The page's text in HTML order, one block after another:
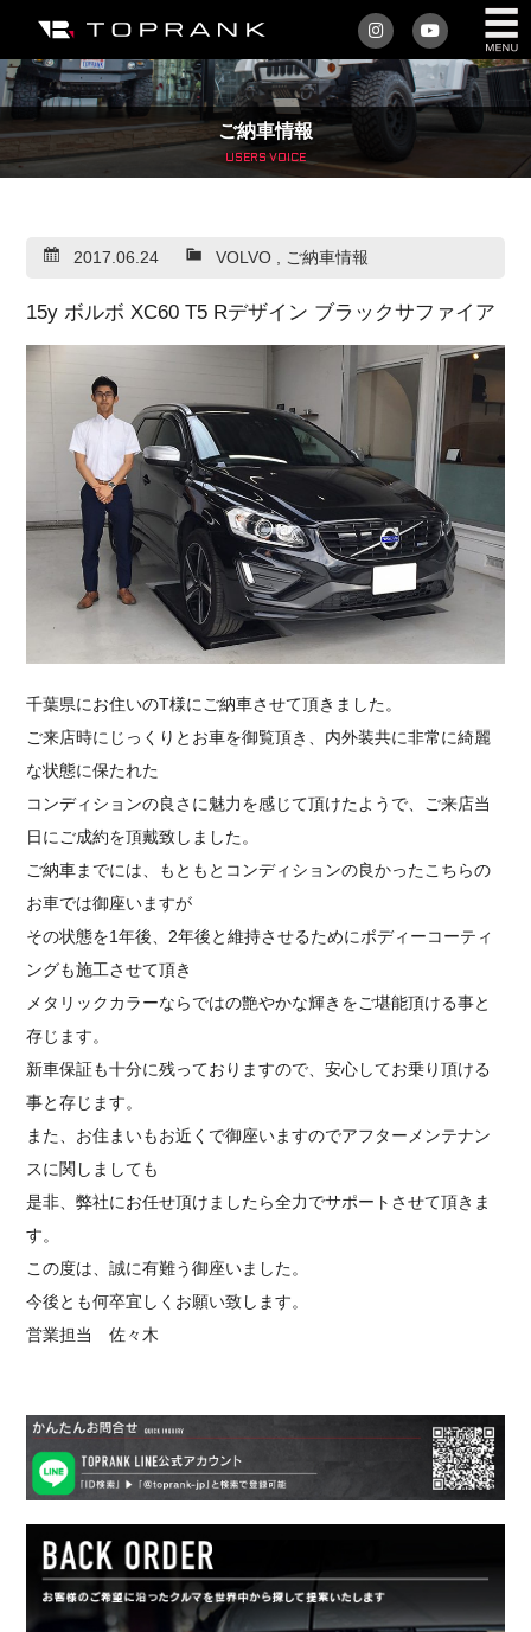
私たちについて
車を買う
アフターサービス
車を売る
店舗/スタッフ情報
インフォメーション
トップランク・マガジン
採用情報
ご納車情報
USERS VOICE
2017.06.24 VOLVO, ご納車情報
15y ボルボ XC60 T5 Rデザイン ブラックサファイア
千葉県にお住いのT様にご納車させて頂きました。
ご来店時にじっくりとお車を御覧頂き、内外装共に非常に綺麗
な状態に保たれた
コンディションの良さに魅力を感じて頂けたようで、ご来店当
日にご成約を頂戴致しました。
ご納車までには、もともとコンディションの良かったこちらの
お車では御座いますが
その状態を1年後、2年後と維持させるためにボディーコーティ
ングも施工させて頂き
メタリックカラーならではの艶やかな輝きをご堪能頂ける事と
存じます。
新車保証も十分に残っておりますので、安心してお乗り頂ける
事と存じます。
また、お住まいもお近くで御座いますのでアフターメンテナン
スに関しましても
是非、弊社にお任せ頂けましたら全力でサポートさせて頂きま
す。
この度は、誠に有難う御座いました。
今後とも何卒宜しくお願い致します。
営業担当 佐々木